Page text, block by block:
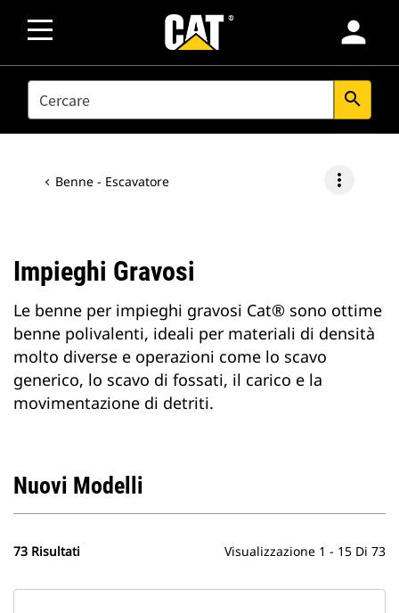
person
SEARCH search
Benne - Escavatore more_vert
Impieghi Gravosi
Le benne per impieghi gravosi Cat® sono ottime
benne polivalenti, ideali per materiali di densità
molto diverse e operazioni come lo scavo
generico, lo scavo di fossati, il carico e la
movimentazione di detriti.
Nuovi Modelli
73 Risultati Visualizzazione 1 - 15 Di 73